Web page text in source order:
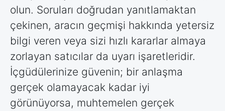
olun. Soruları doğrudan yanıtlamaktan
çekinen, aracın geçmişi hakkında yetersiz
bilgi veren veya sizi hızlı kararlar almaya
zorlayan satıcılar da uyarı işaretleridir.
İçgüdülerinize güvenin; bir anlaşma
gerçek olamayacak kadar iyi
görünüyorsa, muhtemelen gerçek